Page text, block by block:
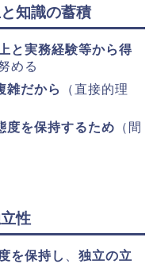
知識の蓄積
と実務経験等から得
める
雑だから
（直接的理
度を保持するため （間
性
を保持し
独立の立